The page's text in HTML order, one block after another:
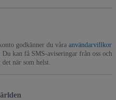
godkänner du våra användarvillkor
Du kan få SMS-aviseringar från oss och
när som helst.